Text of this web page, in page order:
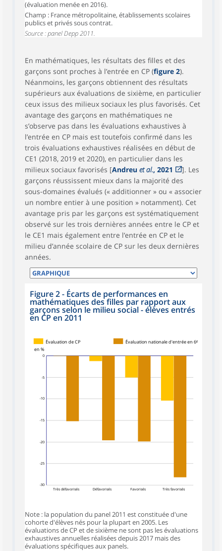
(évaluation menée en 2016).
Champ : France métropolitaine, établissements scolaires
publics et privés sous contrat.
Source : panel Depp 2011.
En mathématiques, les résultats des filles et des
garçons sont proches à l’entrée en CP (figure 2).
Néanmoins, les garçons obtiennent des résultats
supérieurs aux évaluations de sixième, en particulier
ceux issus des milieux sociaux les plus favorisés. Cet
avantage des garçons en mathématiques ne
s’observe pas dans les évaluations exhaustives à
l’entrée en CP mais est toutefois confirmé dans les
trois évaluations exhaustives réalisées en début de
CE1 (2018, 2019 et 2020), en particulier dans les
milieux sociaux favorisés [Andreu et al., 2021
]. Les
garçons réussissent mieux dans la majorité des
sous-domaines évalués (« additionner » ou « associer
un nombre entier à une position » notamment). Cet
avantage pris par les garçons est systématiquement
observé sur les trois dernières années entre le CP et
le CE1 mais également entre l’entrée en CP et le
milieu d’année scolaire de CP sur les deux dernières
années.
Figure 2 - Écarts de performances en
mathématiques des filles par rapport aux
garçons selon le milieu social - élèves entrés
en CP en 2011
0
-5
-10
-15
-20
-25
-30
en %
Très défavorisés Défavorisés Favorisés Très favorisés
Évaluation de CP Évaluation nationale d'entrée en 6ᵉ
Note : la population du panel 2011 est constituée d'une
cohorte d'élèves nés pour la plupart en 2005. Les
évaluations de CP et de sixième ne sont pas les évaluations
exhaustives annuelles réalisées depuis 2017 mais des
évaluations spécifiques aux panels.